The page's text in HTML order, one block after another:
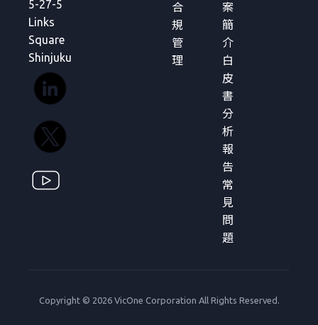
5-27-5
Links
Square
Shinjuku
合
規
管
理
案
簡
介
白
皮
書
分
析
報
告
常
見
問
題
Copyright © 2026 VicOne Corporation All Rights Reserved.